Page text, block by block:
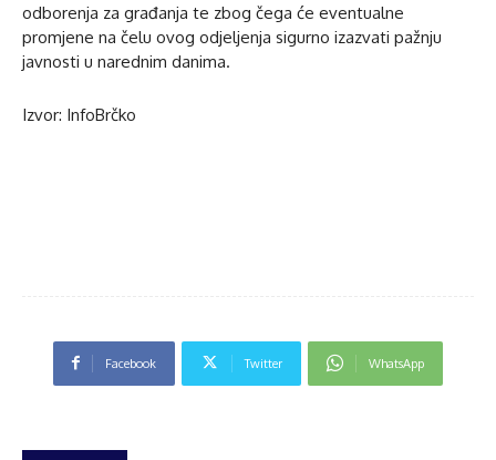
odborenja za građanja te zbog čega će eventualne
promjene na čelu ovog odjeljenja sigurno izazvati pažnju
javnosti u narednim danima.
Izvor: InfoBrčko
Facebook Twitter WhatsApp